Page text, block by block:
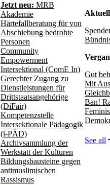
Jetzt neu: MRB
Akademie
Härtefallberatung für von
Abschiebung bedrohte
Personen
Community
Empowerment
Intersektional (ComE In)
Gerechter Zugang zu
Dienstleistungen für
Drittstaatsangehörige
(DiFair)
Kompetenzstelle
Intersektionale Pädagogik
(i-PÄD)
Archivsammlung der
Werkstatt der Kulturen
Bildungsbausteine gegen
antimuslimischen
Rassismus
Gut
Mit
Ban!
See all